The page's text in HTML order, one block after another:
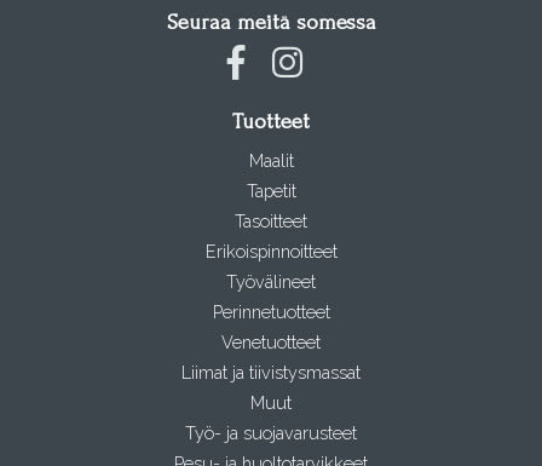
Seuraa meitä somessa
Tuotteet
Maalit
Tapetit
Tasoitteet
Erikoispinnoitteet
Työvälineet
Perinnetuotteet
Venetuotteet
Liimat ja tiivistysmassat
Muut
Työ- ja suojavarusteet